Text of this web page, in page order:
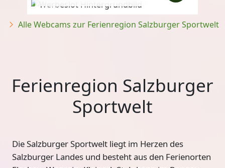
Anzeige
Alle Webcams zur Ferienregion Salzburger Sportwelt
Ferienregion Salzburger
Sportwelt
Die Salzburger Sportwelt liegt im Herzen des
Salzburger Landes und besteht aus den Ferienorten